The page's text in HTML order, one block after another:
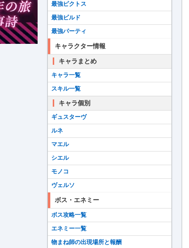
最強ピクトス
最強ビルド
最強パーティ
キャラクター情報
キャラまとめ
キャラ一覧
スキル一覧
キャラ個別
ギュスターヴ
ルネ
マエル
シエル
モノコ
ヴェルソ
ボス・エネミー
ボス攻略一覧
エネミー一覧
物まね師の出現場所と報酬